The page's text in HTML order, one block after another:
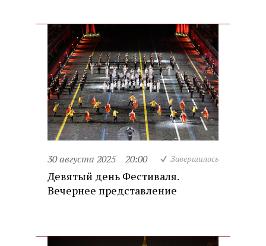
30 августа 2025 20:00 Завершилось
Девятый день Фестиваля.
Вечернее представление